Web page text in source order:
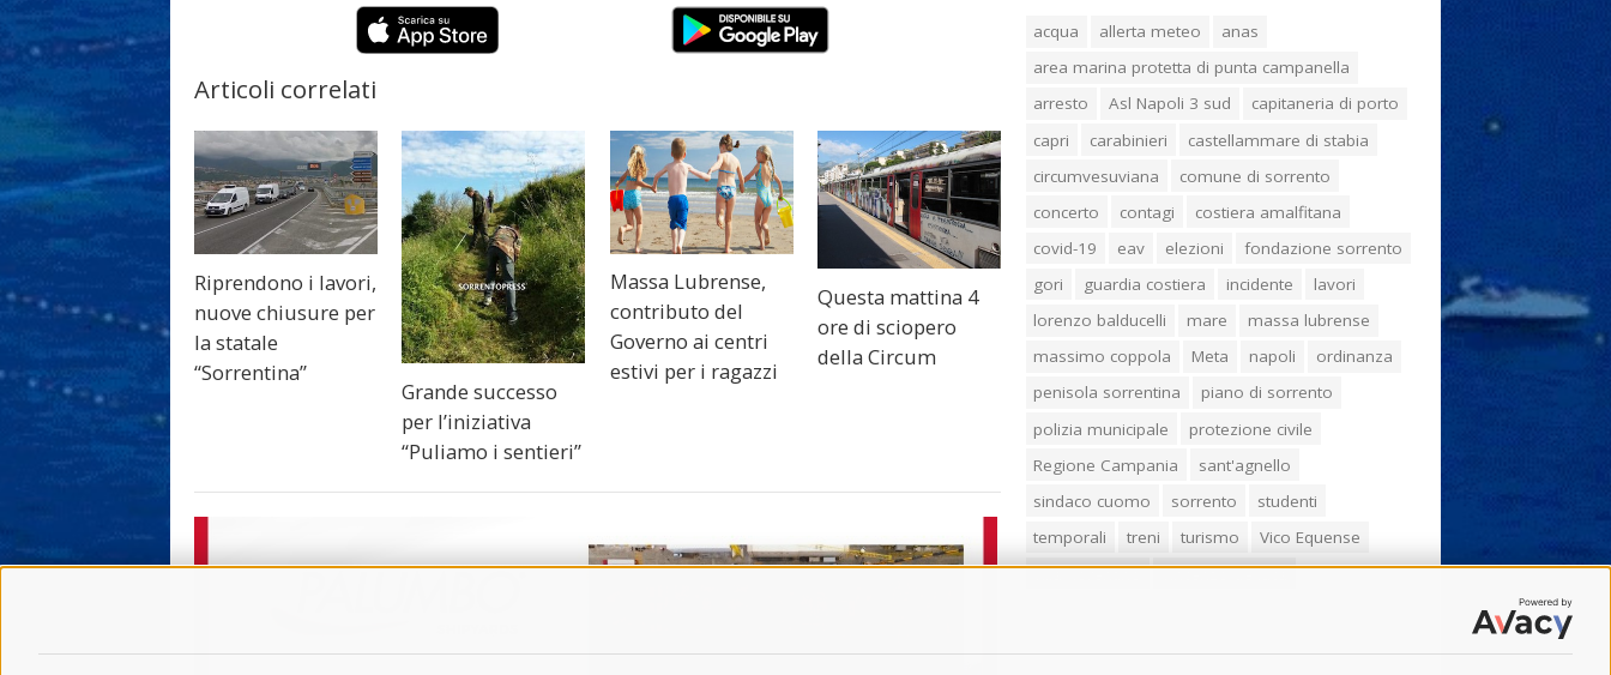
Articoli correlati
Riprendono i lavori,
nuove chiusure per
la statale
“Sorrentina”
Grande successo
per l’iniziativa
“Puliamo i sentieri”
Massa Lubrense,
contributo del
Governo ai centri
estivi per i ragazzi
Questa mattina 4
ore di sciopero
della Circum
acqua allerta meteo
anas
area marina protetta di punta campanella
arresto
Asl Napoli 3 sud
capitaneria di porto
capri
carabinieri
castellammare di stabia
circumvesuviana
comune di sorrento
concerto
contagi
costiera amalfitana
covid-19
eav elezioni
fondazione sorrento
gori
guardia costiera incidente
lavori
lorenzo balducelli
mare
massa lubrense
massimo coppola
Meta napoli
ordinanza
penisola sorrentina
piano di sorrento
polizia municipale
protezione civile
Regione Campania
sant'agnello
sindaco cuomo
sorrento
studenti
temporali
treni turismo
Vico Equense
villa fiorentino
vincenzo de luca